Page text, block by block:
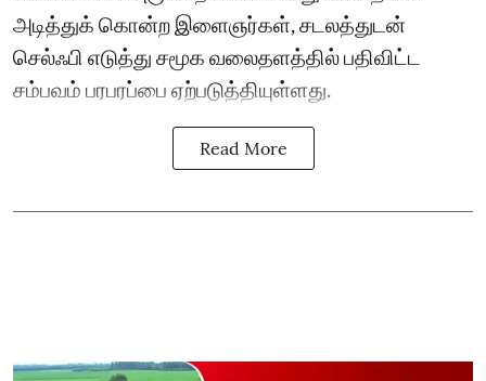
அடித்துக் கொன்ற இளைஞர்கள், சடலத்துடன்
செல்ஃபி எடுத்து சமூக வலைதளத்தில் பதிவிட்ட
சம்பவம் பரபரப்பை ஏற்படுத்தியுள்ளது.
Read More